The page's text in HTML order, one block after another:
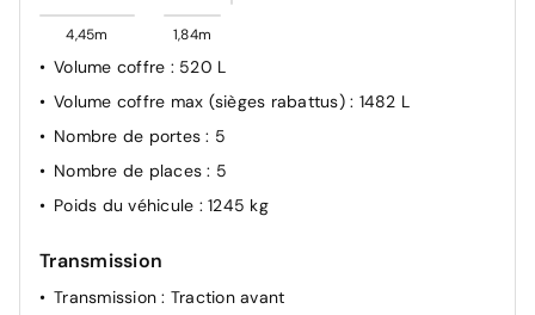
4,45m 1,84m
Volume coffre : 520 L
Volume coffre max (sièges rabattus) : 1482 L
Nombre de portes: 5
Nombre de places: 5
Poids du véhicule : 1245 kg
Transmission
Transmission: Traction avant